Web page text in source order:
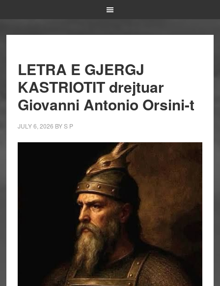
LETRA E GJERGJ
KASTRIOTIT drejtuar
Giovanni Antonio Orsini-t
JULY 6, 2026 BYS P